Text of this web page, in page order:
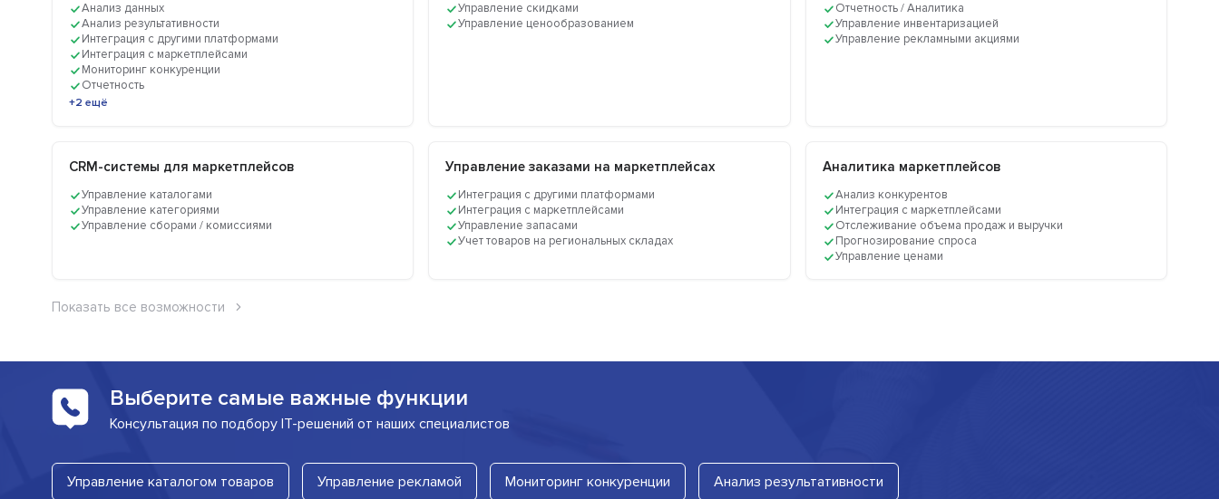
Анализ данных
Анализ результативности
Интеграция с другими платформами
Интеграция с маркетплейсами
Мониторинг конкуренции
Отчетность
+2 ещё
Управление скидками
Управление ценообразованием
Отчетность / Аналитика
Управление инвентаризацией
Управление рекламными акциями
CRM-системы для маркетплейсов
Управление каталогами
Управление категориями
Управление сборами / комиссиями
Управление заказами на маркетплейсах
Интеграция с другими платформами
Интеграция с маркетплейсами
Управление запасами
Учет товаров на региональных складах
Аналитика маркетплейсов
Анализ конкурентов
Интеграция с маркетплейсами
Отслеживание объема продаж и выручки
Прогнозирование спроса
Управление ценами
Показать все возможности
Выберите самые важные функции
Консультация по подбору IT-решений от наших специалистов
Управление каталогом товаров Управление рекламой Мониторинг конкуренции Анализ результативности